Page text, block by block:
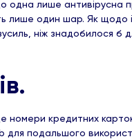
одна лише антивірусна
лише один шар. Як щодо
ніж знадобилося б
номери кредитних
для подальшого